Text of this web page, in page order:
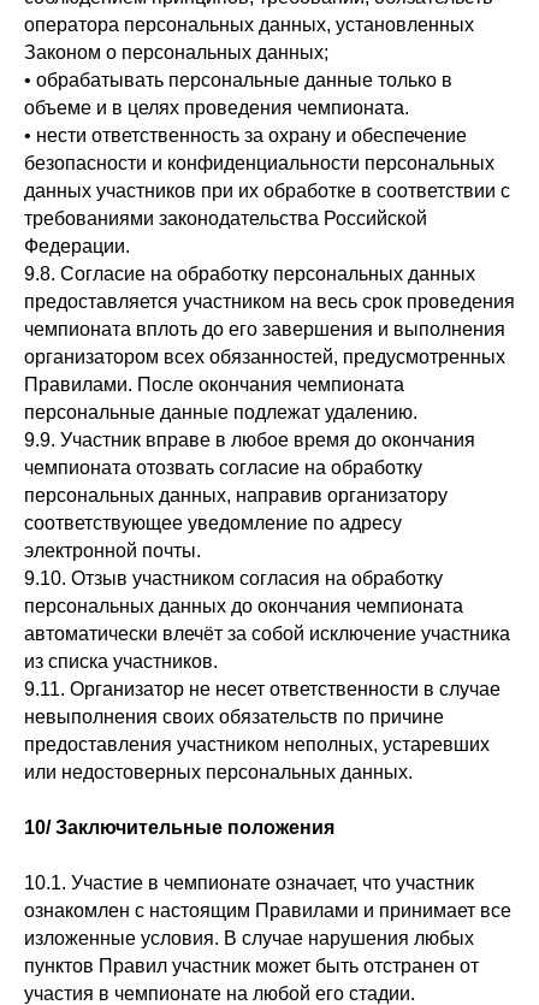
оператора персональных данных, установленных
Законом о персональных данных;
• обрабатывать персональные данные только в
объеме и в целях проведения чемпионата.
• нести ответственность за охрану и обеспечение
безопасности и конфиденциальности персональных
данных участников при их обработке в соответствии с
требованиями законодательства Российской
Федерации.
9.8. Согласие на обработку персональных данных
предоставляется участником на весь срок проведения
чемпионата вплоть до его завершения и выполнения
организатором всех обязанностей, предусмотренных
Правилами. После окончания чемпионата
персональные данные подлежат удалению.
9.9. Участник вправе в любое время до окончания
чемпионата отозвать согласие на обработку
персональных данных, направив организатору
соответствующее уведомление по адресу
электронной почты.
9.10. Отзыв участником согласия на обработку
персональных данных до окончания чемпионата
автоматически влечёт за собой исключение участника
из списка участников.
9.11. Организатор не несет ответственности в случае
невыполнения своих обязательств по причине
предоставления участником неполных, устаревших
или недостоверных персональных данных.
10/ Заключительные положения
10.1. Участие в чемпионате означает, что участник
ознакомлен с настоящим Правилами и принимает все
изложенные условия. В случае нарушения любых
пунктов Правил участник может быть отстранен от
участия в чемпионате на любой его стадии.